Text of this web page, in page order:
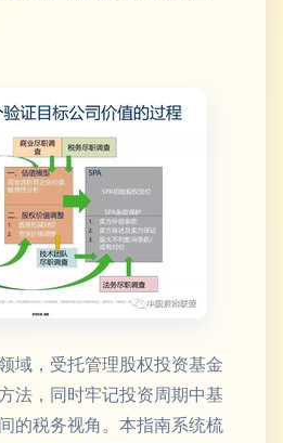
域，受托管理股权投资基金
法，同时牢记投资周期中基
的税务视角。本指南系统梳